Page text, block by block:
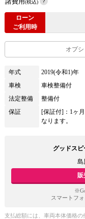
(税込)
ローン
ご利用時
オプ
年式 2019(令和1)年
車検
車検整備付
法定整備
整備付
保証
[保証付]：1ヶ
なります。
グッドス
島
販
スマートフ
支払総額には、車両本体価格